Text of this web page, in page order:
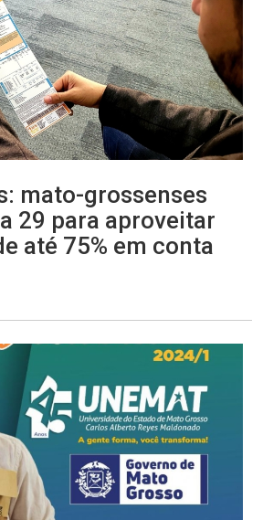
mato-grossenses
29 para aproveitar
até 75% em conta